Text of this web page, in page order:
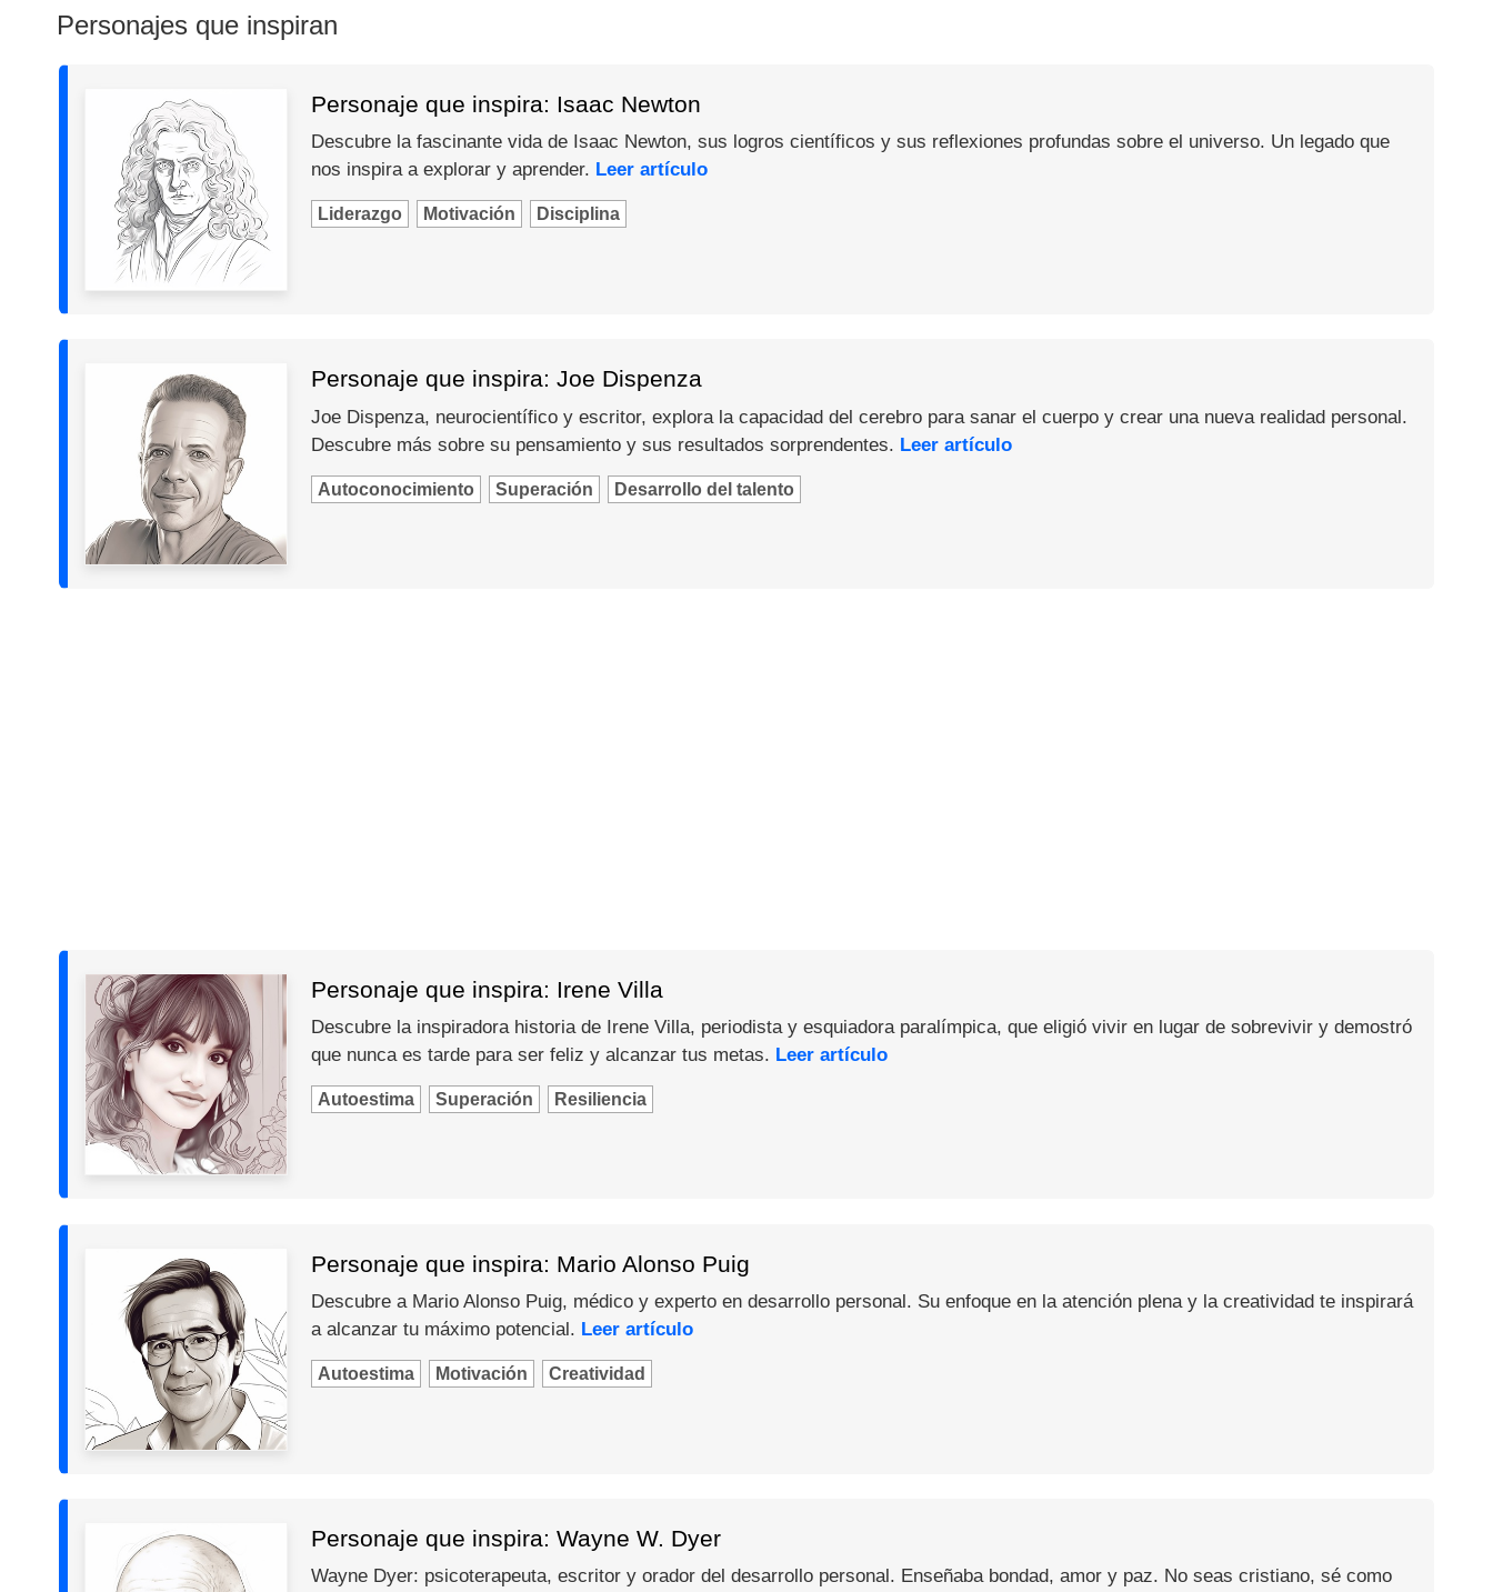
Personajes que inspiran
Personaje que inspira: Isaac Newton
Descubre la fascinante vida de Isaac Newton, sus logros científicos y sus reflexiones profundas sobre el universo. Un legado que
nos inspira a explorar y aprender. Leer artículo
Liderazgo Motivación Disciplina
Personaje que inspira: Joe Dispenza
Joe Dispenza, neurocientífico y escritor, explora la capacidad del cerebro para sanar el cuerpo y crear una nueva realidad personal.
Descubre más sobre su pensamiento y sus resultados sorprendentes. Leer artículo
Autoconocimiento Superación Desarrollo del talento
Personaje que inspira: Irene Villa
Descubre la inspiradora historia de Irene Villa, periodista y esquiadora paralímpica, que eligió vivir en lugar de sobrevivir y demostró
que nunca es tarde para ser feliz y alcanzar tus metas. Leer artículo
Autoestima Superación Resiliencia
Personaje que inspira: Mario Alonso Puig
Descubre a Mario Alonso Puig, médico y experto en desarrollo personal. Su enfoque en la atención plena y la creatividad te inspirará
a alcanzar tu máximo potencial. Leer artículo
Autoestima Motivación Creatividad
Personaje que inspira: Wayne W. Dyer
Wayne Dyer: psicoterapeuta, escritor y orador del desarrollo personal. Enseñaba bondad, amor y paz. No seas cristiano, sé como